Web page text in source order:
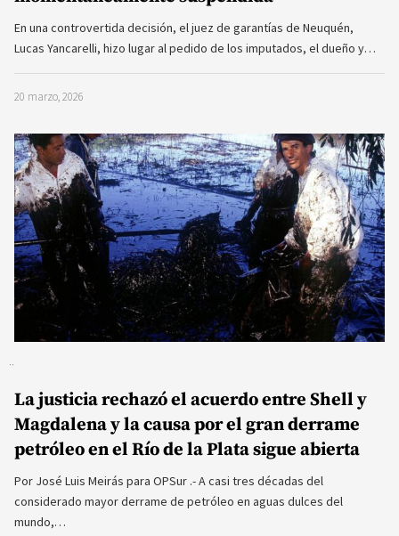
En una controvertida decisión, el juez de garantías de Neuquén,
Lucas Yancarelli, hizo lugar al pedido de los imputados, el dueño y…
20 marzo, 2026
La justicia rechazó el acuerdo entre Shell y
Magdalena y la causa por el gran derrame
petróleo en el Río de la Plata sigue abierta
Por José Luis Meirás para OPSur .- A casi tres décadas del
considerado mayor derrame de petróleo en aguas dulces del
mundo,…